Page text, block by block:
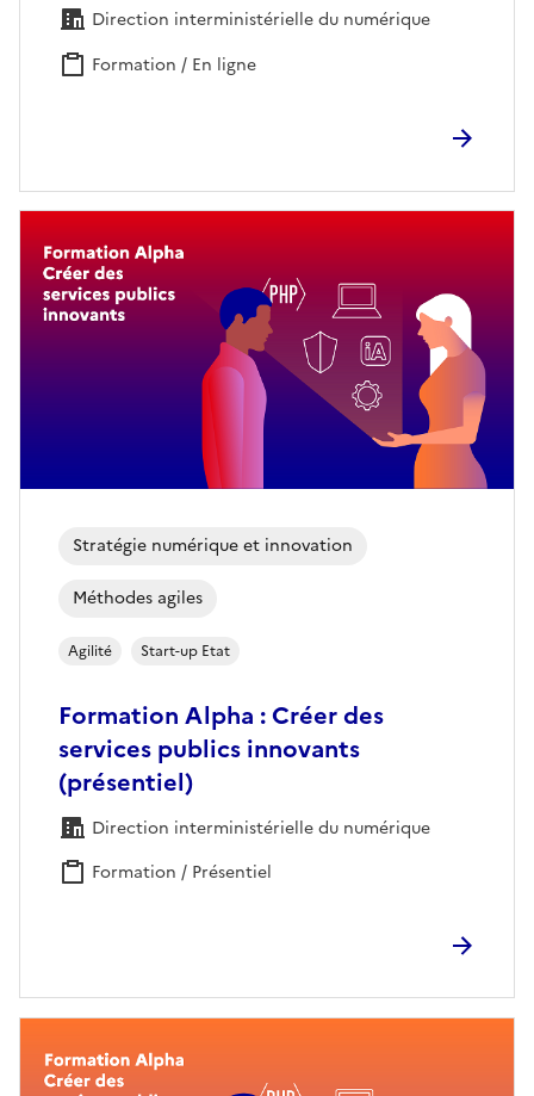
Direction interministérielle du numérique
Formation / En ligne
Stratégie numérique et innovation
Méthodes agiles
Agilité Start-up Etat
Formation Alpha : Créer des
services publics innovants
(présentiel)
Direction interministérielle du numérique
Formation / Présentiel